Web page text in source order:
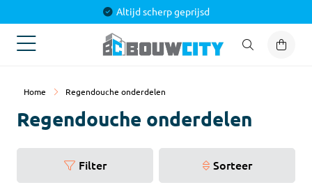
Altijd scherp geprijsd
Home Regendouche onderdelen
Regendouche onderdelen
Filter Sorteer